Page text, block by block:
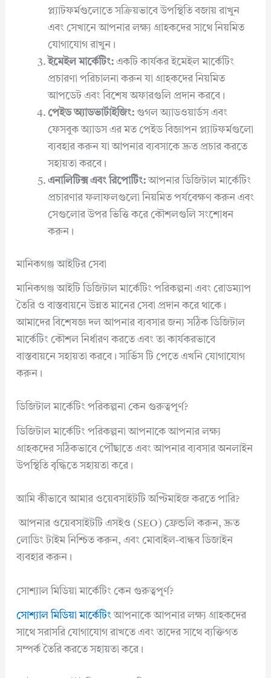
প্ল্যাটফর্মগুলোতে সক্রিয়ভাবে উপস্থিতি বজায় রাখুন
এবং সেখানে আপনার লক্ষ্য গ্রাহকদের সাথে নিয়মিত
যোগাযোগ রাখুন।
ইমেইল মার্কেটিং:একটি কার্যকর ইমেইল মার্কেটিং
প্রচারণা পরিচালনা করুন যা গ্রাহকদের নিয়মিত
আপডেট এবং বিশেষ অফারগুলি প্রদান করবে।
পেইড অ্যাডভার্টাইজিং:গুগল অ্যাডওয়ার্ডস এবং
ফেসবুক অ্যাডস এর মত পেইড বিজ্ঞাপন প্ল্যাটফর্মগুলো
ব্যবহার করুন যা আপনার ব্যবসাকে দ্রুত প্রচার করতে
সহায়তা করবে।
এনালিটিক্স এবং রিপোর্টিং:আপনার ডিজিটাল মার্কেটিং
প্রচারণার ফলাফলগুলো নিয়মিত পর্যবেক্ষণ করুন এবং
সেগুলোর উপর ভিত্তি করে কৌশলগুলি সংশোধন
করুন।
মানিকগঞ্জ আইটির সেবা
মানিকগঞ্জ আইটি ডিজিটাল মার্কেটিং পরিকল্পনা এবং রোডম্যাপ
তৈরি ও বাস্তবায়নে উন্নত মানের সেবা প্রদান করে থাকে।
আমাদের বিশেষজ্ঞ দল আপনার ব্যবসার জন্য সঠিক ডিজিটাল
মার্কেটিং কৌশল নির্ধারণ করতে এবং তা কার্যকরভাবে
বাস্তবায়নে সহায়তা করবে। সার্ভিস টি পেতে এখনি যোগাযোগ
করুন।
ডিজিটাল মার্কেটিং পরিকল্পনা কেন গুরুত্বপূর্ণ?
ডিজিটাল মার্কেটিং পরিকল্পনা আপনাকে আপনার লক্ষ্য
গ্রাহকদের সঠিকভাবে পৌঁছাতে এবং আপনার ব্যবসার অনলাইন
উপস্থিতি বৃদ্ধিতে সহায়তা করে।
আমি কীভাবে আমার ওয়েবসাইটটি অপ্টিমাইজ করতে পারি?
আপনার ওয়েবসাইটটি এসইও (SEO) ফ্রেন্ডলি করুন, দ্রুত
লোডিং টাইম নিশ্চিত করুন, এবং মোবাইল-বান্ধব ডিজাইন
ব্যবহার করুন।
সোশ্যাল মিডিয়া মার্কেটিং কেন গুরুত্বপূর্ণ?
সোশ্যাল মিডিয়া মার্কেটিংআপনাকে আপনার লক্ষ্য গ্রাহকদের
সাথে সরাসরি যোগাযোগ রাখতে এবং তাদের সাথে ব্যক্তিগত
সম্পর্ক তৈরি করতে সহায়তা করে।